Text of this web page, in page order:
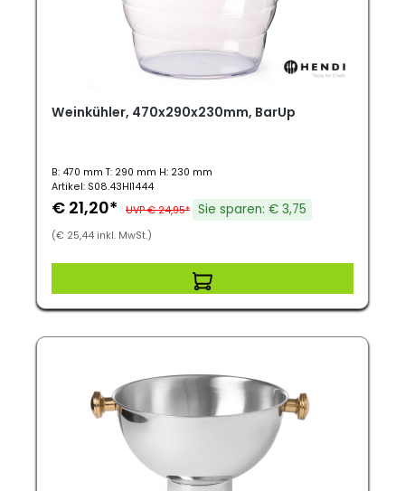
Weinkühler, 470x290x230mm, BarUp
B: 470 mm T: 290 mm H: 230 mm
Artikel: S08.43HI1444
€ 21,20* UVP € 24,95* Sie sparen: € 3,75
(€ 25,44 inkl. MwSt.)